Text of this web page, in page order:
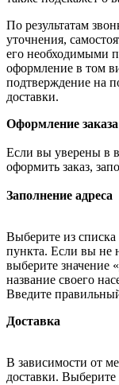
По результатам
уточнения,
его необходимыми
оформление в том
подтверждение на
доставки.
Оформление
Если вы уверены в
оформить заказ,
Заполнение адреса
Выберите из списка
пункта. Если вы не
выберите значение
название своего
Введите
Доставка
В зависимости от
доставки.